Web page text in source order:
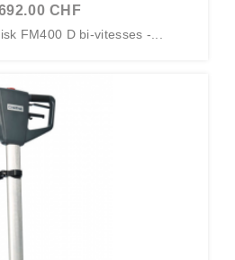
CHF
FM400 D bi-vitesses -...